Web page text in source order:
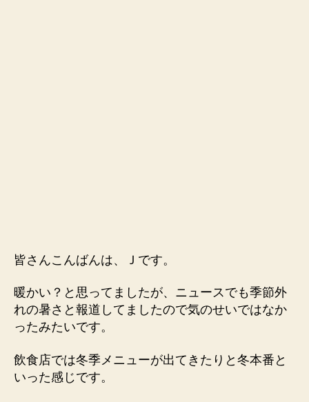
皆さんこんばんは、Ｊです。
暖かい？と思ってましたが、ニュースでも季節外
れの暑さと報道してましたので気のせいではなか
ったみたいです。
飲食店では冬季メニューが出てきたりと冬本番と
いった感じです。